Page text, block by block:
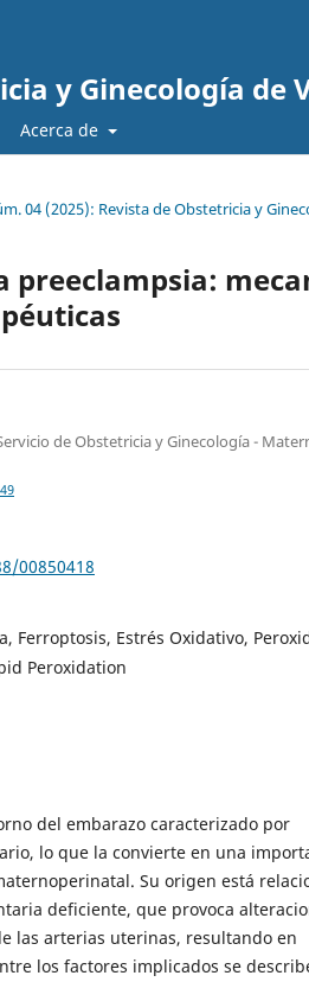
y Ginecología de
Acerca de
04 (2025): Revista de Obstetricia y
preeclampsia:
de Obstetricia y Ginecología -
00850418
Ferroptosis, Estrés Oxidativo,
Peroxidation
del embarazo caracterizado por
lo que la convierte en una
Su origen está
deficiente, que provoca
las arterias uterinas, resultando en
los factores implicados se